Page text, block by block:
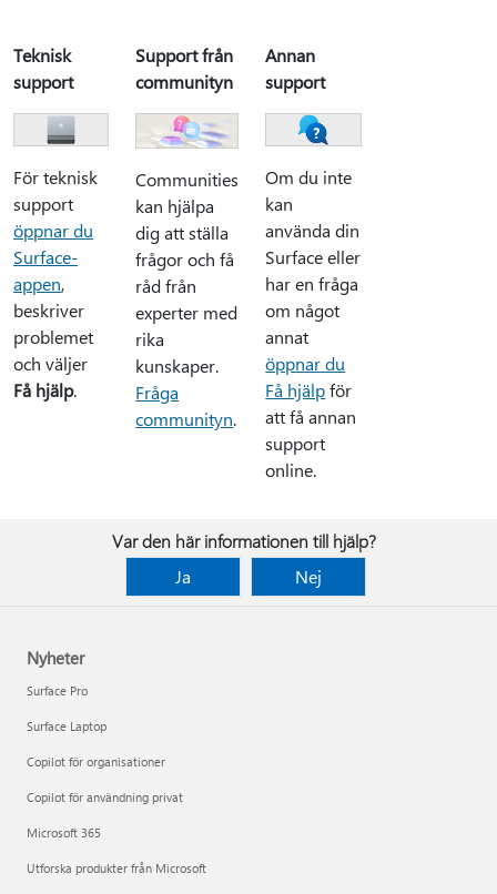
Teknisk
support
För teknisk
support
öppnar du
Surface-
appen,
beskriver
problemet
och väljer
Få hjälp.
Support från
communityn
Communities
kan hjälpa
dig att ställa
frågor och få
råd från
experter med
rika
kunskaper.
Fråga
communityn.
Annan
support
Om du inte
kan
använda din
Surface eller
har en fråga
om något
annat
öppnar du
Få hjälpför
att få annan
support
online.
Var den här informationen till hjälp?
Ja
Nej
Nyheter
Surface Pro
Surface Laptop
Copilot för organisationer
Copilot för användning privat
Microsoft 365
Utforska produkter från Microsoft